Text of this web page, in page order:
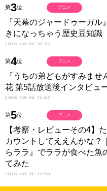
第3位
『天幕のジャードゥーガル
きになっちゃう歴史豆知識
2026-08-06 18:30
アニメ
第4位
『うちの弟どもがすみませ
花 第5話放送後インタビュ
2026-08-06 12:00
アニメ
第5位
【考察・レビューその4】
カウントしてええんかな？
らララ』でララが食べた魚
てみた
2026-08-06 12:30
アニメ